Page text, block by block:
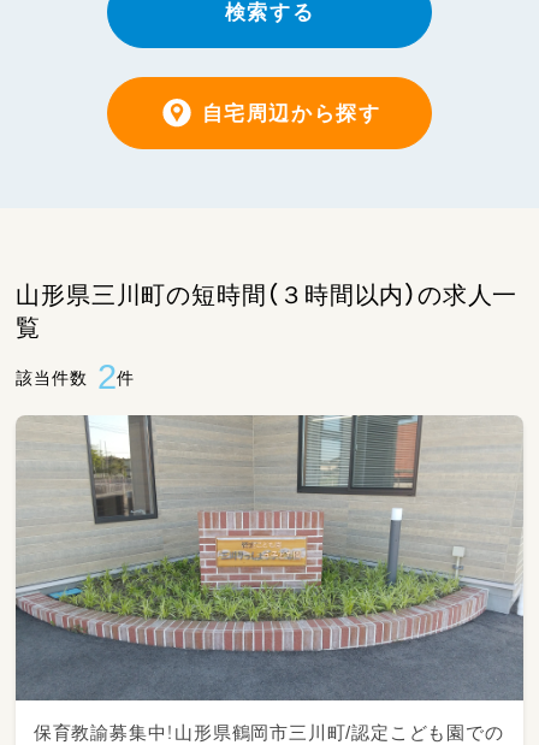
検索する
自宅周辺から探す
山形県三川町の短時間（３時間以内）の求人一
覧
該当件数 2件
保育教諭募集中！山形県鶴岡市三川町/認定こども園での